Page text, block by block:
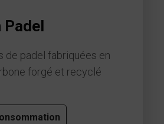
Padel
de padel fabriquées en
forgé et recyclé